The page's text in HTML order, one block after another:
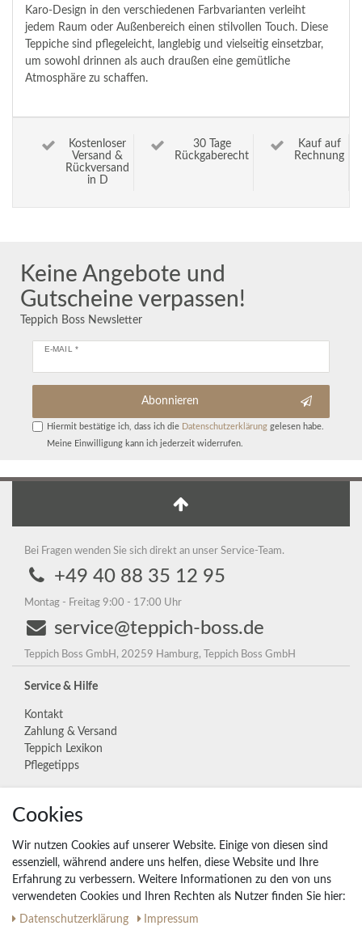
Karo-Design in den verschiedenen Farbvarianten verleiht
jedem Raum oder Außenbereich einen stilvollen Touch. Diese
Teppiche sind pflegeleicht, langlebig und vielseitig einsetzbar,
um sowohl drinnen als auch draußen eine gemütliche
Atmosphäre zu schaffen.
Kostenloser
Versand &
Rückversand
in D
30 Tage
Rückgaberecht
Kauf auf
Rechnung
Keine Angebote und
Gutscheine verpassen!
Teppich Boss Newsletter
E-MAIL *
Abonnieren
Hiermit bestätige ich, dass ich die Daten­schutz­erklärunggelesen habe.
Meine Einwilligung kann ich jederzeit widerrufen.
Bei Fragen wenden Sie sich direkt an unser Service-Team.
+49 40 88 35 12 95
Montag - Freitag 9:00 - 17:00 Uhr
service@teppich-boss.de
Teppich Boss GmbH, 20259 Hamburg, Teppich Boss GmbH
Service & Hilfe
Kontakt
Zahlung & Versand
Teppich Lexikon
Pflegetipps
Unternehmen
Widerrufs­recht
Vertrag widerrufen
Impressum
Daten­schutz­erklärung
AGB
Cookies
Wir nutzen Cookies auf unserer Website. Einige von diesen sind
essenziell, während andere uns helfen, diese Website und Ihre
Erfahrung zu verbessern. Weitere Informationen zu den von uns
verwendeten Cookies und Ihren Rechten als Nutzer finden Sie hier:
Daten­schutz­erklärung
Impressum